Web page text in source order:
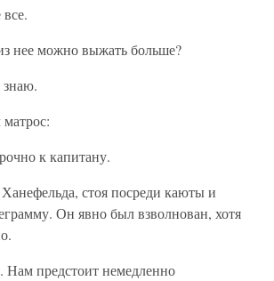
нее можно выжать больше?
матрос:
к капитану.
стоя посреди каюты и
Он явно был взволнован, хотя
предстоит немедленно